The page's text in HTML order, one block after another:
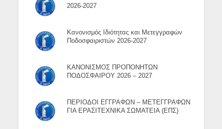
2026-2027
Κανονισμός Ιδιότητας και Μετεγγραφών
Ποδοσφαιριστών 2026-2027
ΚΑΝΟΝΙΣΜΟΣ ΠΡΟΠΟΝΗΤΩΝ
ΠΟΔΟΣΦΑΙΡΟΥ 2026 – 2027
ΠΕΡΙΟΔΟΙ ΕΓΓΡΑΦΩΝ – ΜΕΤΕΓΓΡΑΦΩΝ
ΓΙΑ ΕΡΑΣΙΤΕΧΝΙΚΑ ΣΩΜΑΤΕΙΑ (ΕΠΣ)